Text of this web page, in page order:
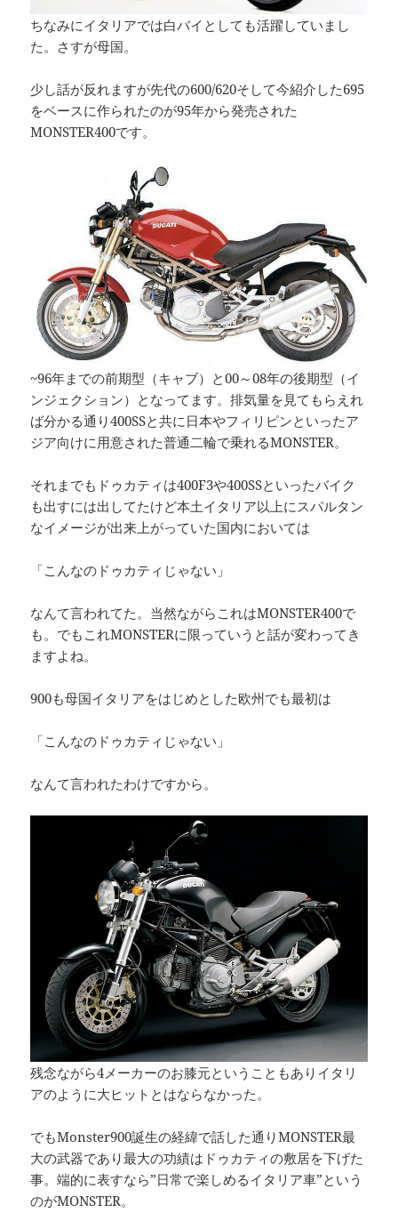
ちなみにイタリアでは白バイとしても活躍していまし
た。さすが母国。
少し話が反れますが先代の600/620そして今紹介した695
をベースに作られたのが95年から発売された
MONSTER400です。
~96年までの前期型（キャブ）と00～08年の後期型（イ
ンジェクション）となってます。排気量を見てもらえれ
ば分かる通り400SSと共に日本やフィリピンといったア
ジア向けに用意された普通二輪で乗れるMONSTER。
それまでもドゥカティは400F3や400SSといったバイク
も出すには出してたけど本土イタリア以上にスパルタン
なイメージが出来上がっていた国内においては
「こんなのドゥカティじゃない」
なんて言われてた。当然ながらこれはMONSTER400で
も。でもこれMONSTERに限っていうと話が変わってき
ますよね。
900も母国イタリアをはじめとした欧州でも最初は
「こんなのドゥカティじゃない」
なんて言われたわけですから。
残念ながら4メーカーのお膝元ということもありイタリ
アのように大ヒットとはならなかった。
でもMonster900誕生の経緯で話した通りMONSTER最
大の武器であり最大の功績はドゥカティの敷居を下げた
事。端的に表すなら”日常で楽しめるイタリア車”という
のがMONSTER。